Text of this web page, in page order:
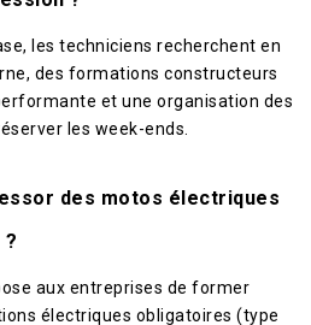
les techniciens recherchent en
des formations constructeurs
et une organisation des
les week-ends.
des motos électriques
?
aux entreprises de former
électriques obligatoires (type